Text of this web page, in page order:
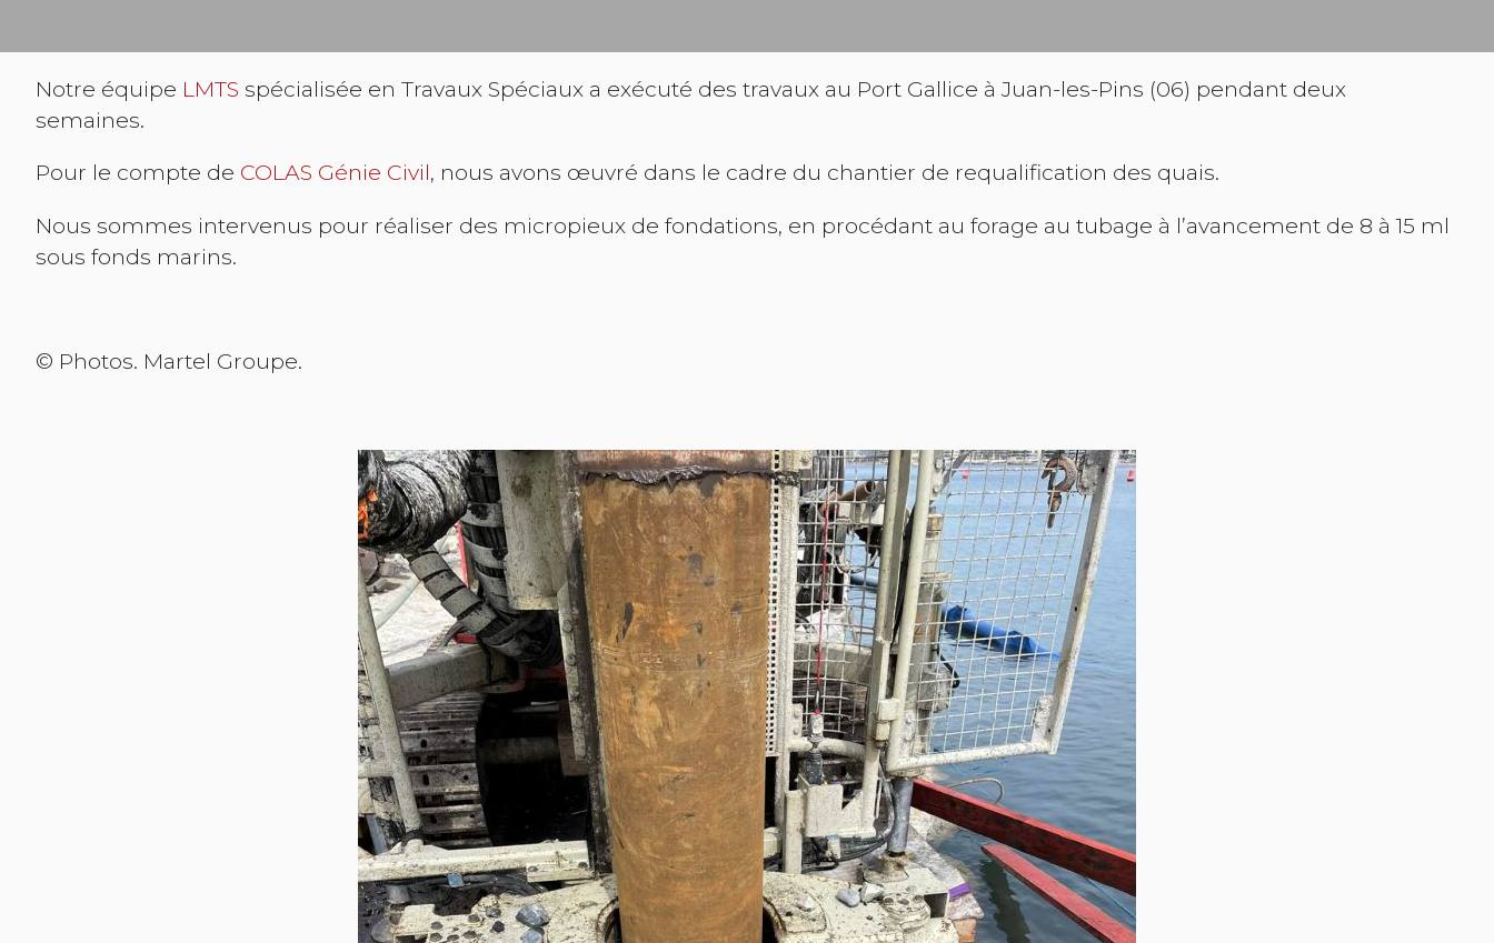
Notre équipe LMTS spécialisée en Travaux Spéciaux a exécuté des travaux au Port Gallice à Juan-les-Pins (06) pendant deux
semaines.
Pour le compte de COLAS Génie Civil, nous avons œuvré dans le cadre du chantier de requalification des quais.
Nous sommes intervenus pour réaliser des micropieux de fondations, en procédant au forage au tubage à l’avancement de 8 à 15 ml
sous fonds marins.
© Photos. Martel Groupe.